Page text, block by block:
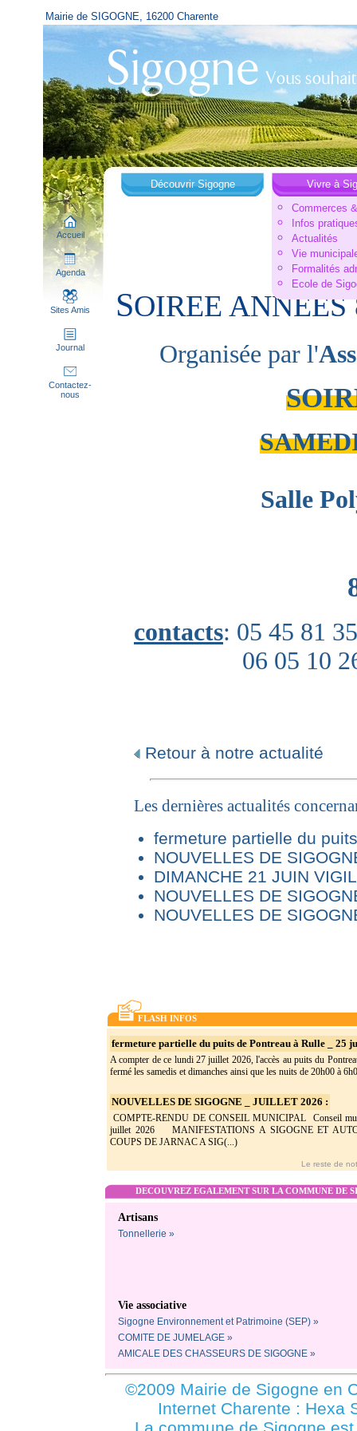
Mairie de SIGOGNE, 16200 Charente
Accueil
Agenda
Sites Amis
Journal
Contactez-
nous
Découvrir Sigogne
Vivre à
Commerces
Infos
Actualités
Vie
Formalités
Ecole de
SOIREE ANNEES
Organisée par l'
Salle
contacts: 05 45 81
06 05 10 26
Retour à notre actualité
Les dernières actualités
fermeture partielle du
NOUVELLES DE
DIMANCHE 21 JUIN
NOUVELLES DE
NOUVELLES DE
FLASH INFOS
fermeture partielle du puits de Pontreau à Rulle _ 25
A compter de ce lundi 27 juillet 2026, l'accès au puits du
fermé les samedis et dimanches ainsi que les nuits de 20h00 à
NOUVELLES DE SIGOGNE _ JUILLET 2026 :
COMPTE-RENDU DE CONSEIL MUNICIPAL Conseil
juillet 2026 MANIFESTATIONS A SIGOGNE ET
COUPS DE JARNAC A SIG(...)
Le reste de
DECOUVREZ EGALEMENT SUR LA COMMUNE DE
Artisans
Tonnellerie »
Vie associative
Sigogne Environnement et Patrimoine (SEP) »
COMITE DE JUMELAGE »
AMICALE DES CHASSEURS DE SIGOGNE »
©2009 Mairie de Sigogne en
Internet Charente : Hexa